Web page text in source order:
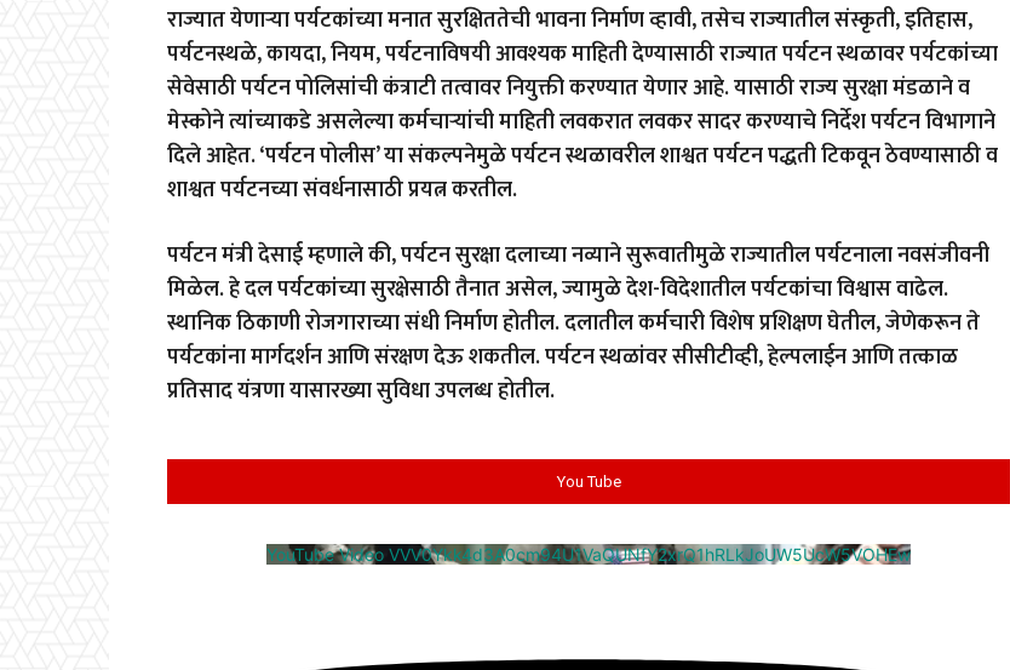
राज्यात येणाऱ्या पर्यटकांच्या मनात सुरक्षिततेची भावना निर्माण व्हावी, तसेच राज्यातील संस्कृती, इतिहास,
पर्यटनस्थळे, कायदा, नियम, पर्यटनाविषयी आवश्यक माहिती देण्यासाठी राज्यात पर्यटन स्थळावर पर्यटकांच्या
सेवेसाठी पर्यटन पोलिसांची कंत्राटी तत्वावर नियुक्ती करण्यात येणार आहे. यासाठी राज्य सुरक्षा मंडळाने व
मेस्कोने त्यांच्याकडे असलेल्या कर्मचाऱ्यांची माहिती लवकरात लवकर सादर करण्याचे निर्देश पर्यटन विभागाने
दिले आहेत. ‘पर्यटन पोलीस’ या संकल्पनेमुळे पर्यटन स्थळावरील शाश्वत पर्यटन पद्धती टिकवून ठेवण्यासाठी व
शाश्वत पर्यटनच्या संवर्धनासाठी प्रयत्न करतील.
पर्यटन मंत्री देसाई म्हणाले की, पर्यटन सुरक्षा दलाच्या नव्याने सुरूवातीमुळे राज्यातील पर्यटनाला नवसंजीवनी
मिळेल. हे दल पर्यटकांच्या सुरक्षेसाठी तैनात असेल, ज्यामुळे देश-विदेशातील पर्यटकांचा विश्वास वाढेल.
स्थानिक ठिकाणी रोजगाराच्या संधी निर्माण होतील. दलातील कर्मचारी विशेष प्रशिक्षण घेतील, जेणेकरून ते
पर्यटकांना मार्गदर्शन आणि संरक्षण देऊ शकतील. पर्यटन स्थळांवर सीसीटीव्ही, हेल्पलाईन आणि तत्काळ
प्रतिसाद यंत्रणा यासारख्या सुविधा उपलब्ध होतील.
You Tube
YouTube Video VVV0Ykk4d3A0cm94U1VaQUNfY2xrQ1hRLkJoUW5UcW5VOHEw